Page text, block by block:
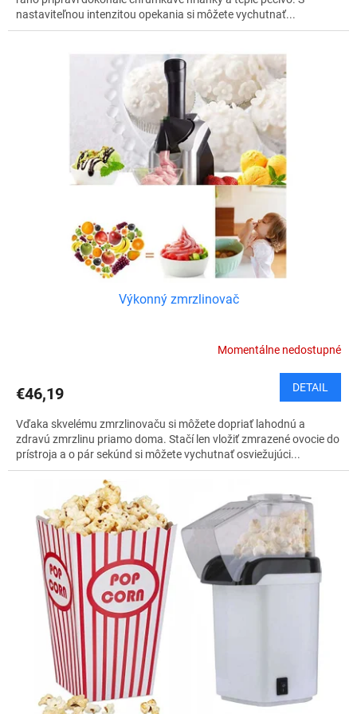
nastaviteľnou intenzitou opekania si môžete vychutnať...
Výkonný zmrzlinovač
Momentálne nedostupné
€46,19 DETAIL
Vďaka skvelému zmrzlinovaču si môžete dopriať lahodnú a
zdravú zmrzlinu priamo doma. Stačí len vložiť zmrazené ovocie do
prístroja a o pár sekúnd si môžete vychutnať osviežujúci...